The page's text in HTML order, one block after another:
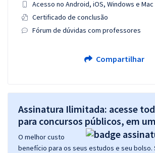
Acesso no Android, iOS, Windows e Mac
Certificado de conclusão
Fórum de dúvidas com professores
Compartilhar
Assinatura Ilimitada: acesse
para concursos públicos, em
O melhor custo
benefício para os seus estudos e seu bolso.